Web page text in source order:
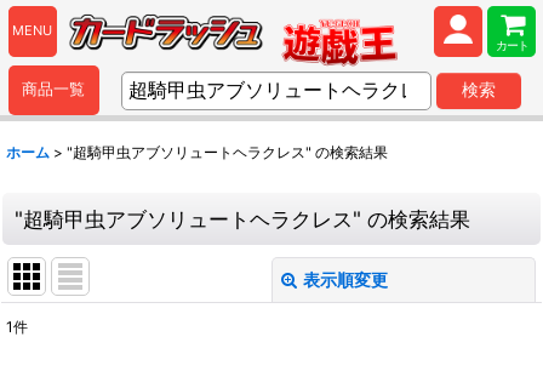
MENU
カート
商品一覧 検索
ホーム > "超騎甲虫アブソリュートヘラクレス" の検索結果
"超騎甲虫アブソリュートヘラクレス" の検索結果
表示順変更
1件